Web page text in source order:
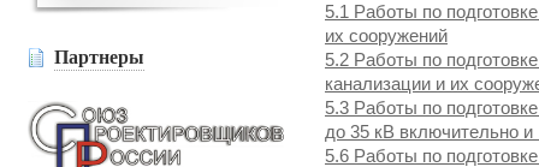
Партнеры
5.1 Работы по
их сооружений
5.2 Работы по
канализации и их
5.3 Работы по
до 35 кВ включительно и
5.6 Работы по